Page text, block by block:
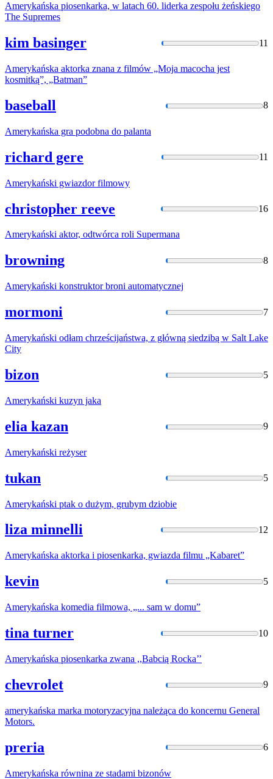
Amerykańska piosenkarka, w latach 60. liderka zespołu żeńskiego
The Supremes
kim basinger 11
Amerykańska aktorka znana z filmów „Moja macocha jest
kosmitką”, „Batman”
baseball 8
Amerykańska gra podobna do palanta
richard gere 11
Amerykański gwiazdor filmowy
christopher reeve 16
Amerykański aktor, odtwórca roli Supermana
browning 8
Amerykański konstruktor broni automatycznej
mormoni 7
Amerykański odłam chrześcijaństwa, z główną siedzibą w Salt Lake
City
bizon 5
Amerykański kuzyn jaka
elia kazan 9
Amerykański reżyser
tukan 5
Amerykański ptak o dużym, grubym dziobie
liza minnelli 12
Amerykańska aktorka i piosenkarka, gwiazda filmu „Kabaret”
kevin 5
Amerykańska komedia filmowa, „... sam w domu”
tina turner 10
Amerykańska piosenkarka zwana ,,Babcią Rocka’’
chevrolet 9
amerykańska marka motoryzacyjna należąca do koncernu General
Motors.
preria 6
Amerykańska równina ze stadami bizonów